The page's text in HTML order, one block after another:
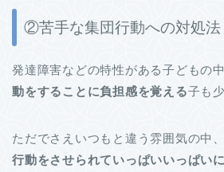
②苦手な集団行動への対処法
発達障害などの特性がある子どもの
動をすることに負担感を覚える子も
ただでさえいつもと違う雰囲気の中、
行動をさせられていっぱいいっぱい